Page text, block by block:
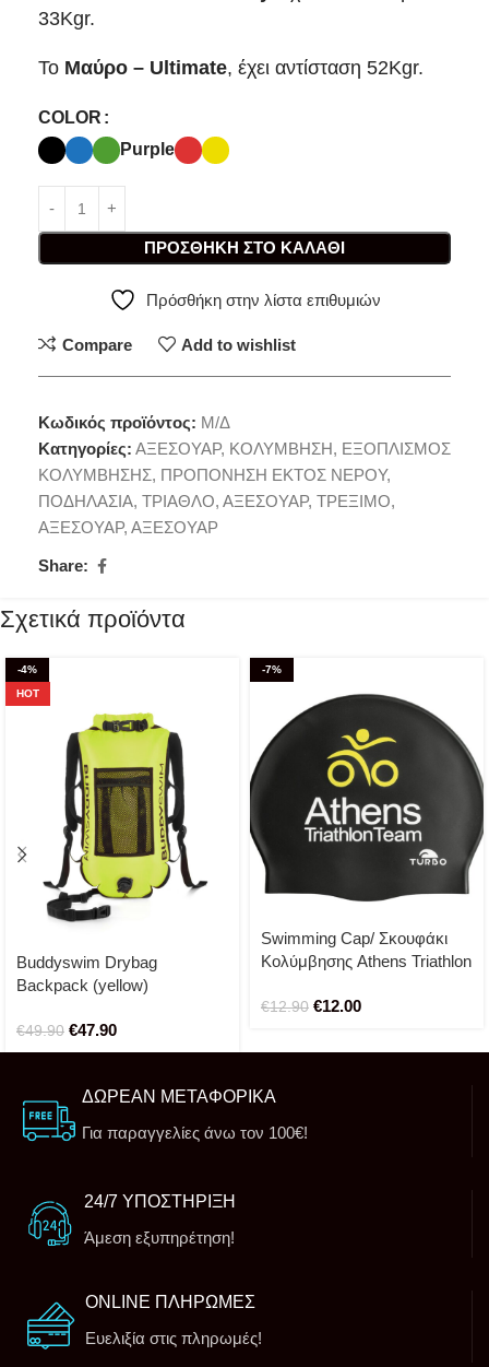
33Kgr.
Το Μαύρο – Ultimate, έχει αντίσταση 52Kgr.
COLOR
Purple
ΠΡΟΣΘΉΚΗ ΣΤΟ ΚΑΛΆΘΙ
Πρόσθήκη στην λίστα επιθυμιών
Compare Add to wishlist
Κωδικός προϊόντος: Μ/Δ
Κατηγορίες: ΑΞΕΣΟΥΑΡ, ΚΟΛΥΜΒΗΣΗ, ΕΞΟΠΛΙΣΜΟΣ
ΚΟΛΥΜΒΗΣΗΣ, ΠΡΟΠΟΝΗΣΗ ΕΚΤΟΣ ΝΕΡΟΥ,
ΠΟΔΗΛΑΣΙΑ, ΤΡΙΑΘΛΟ, ΑΞΕΣΟΥΑΡ, ΤΡΕΞΙΜΟ,
ΑΞΕΣΟΥΑΡ, ΑΞΕΣΟΥΑΡ
Share:
Σχετικά προϊόντα
-4%
HOT
Buddyswim Drybag
Backpack (yellow)
€49.90 €47.90
-7%
Swimming Cap/ Σκουφάκι
Κολύμβησης Athens Triathlon
€12.90 €12.00
ΔΩΡΕΑΝ ΜΕΤΑΦΟΡΙΚΑ
Για παραγγελίες άνω τον 100€!
24/7 ΥΠΟΣΤΗΡΙΞΗ
Άμεση εξυπηρέτηση!
ONLINE ΠΛΗΡΩΜΕΣ
Ευελιξία στις πληρωμές!